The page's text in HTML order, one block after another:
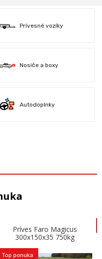
Prívesné vozíky
Nosiče a boxy
Autodoplnky
Príves Faro Magicus
300x150x35 750kg
Top ponuka